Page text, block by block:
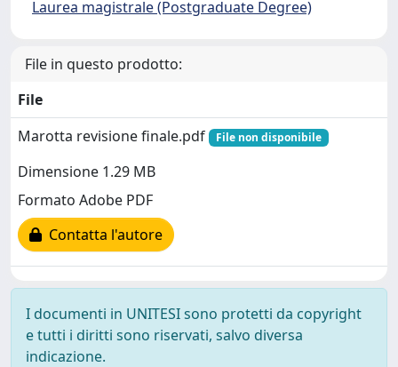
Laurea magistrale (Postgraduate Degree)
File in questo prodotto:
File
Marotta revisione finale.pdf
File non disponibile
Dimensione 1.29 MB
Formato Adobe PDF
Contatta l'autore
I documenti in UNITESI sono protetti da copyright
e tutti i diritti sono riservati, salvo diversa
indicazione.